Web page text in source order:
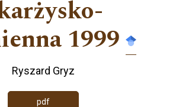
1999
Ryszard Gryz
pdf